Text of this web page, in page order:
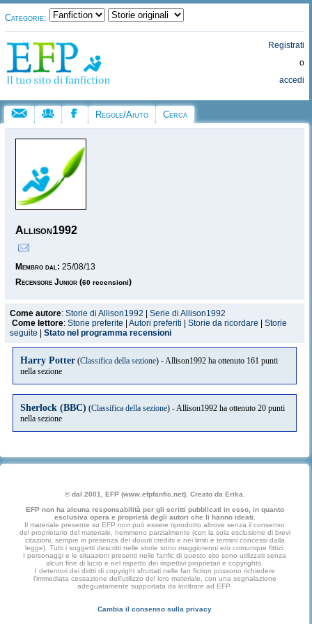
Categorie:
Registrati
o
accedi
Regole/Aiuto Cerca
Allison1992
Membro dal: 25/08/13
Recensore Junior (60 recensioni)
Come autore: Storie di Allison1992
Serie di Allison1992
Come lettore: Storie preferite Autori preferiti Storie da ricordare
Storie
seguite
Stato nel programma recensioni
Harry Potter (Classifica della sezione) - Allison1992 ha ottenuto 161 punti
nella sezione
Sherlock (BBC) (Classifica della sezione) - Allison1992 ha ottenuto 20 punti
nella sezione
© dal 2001, EFP (www.efpfanfic.net). Creato da Erika.
EFP non ha alcuna responsabilità per gli scritti pubblicati in esso, in quanto
esclusiva opera e proprietà degli autori che li hanno ideati.
Il materiale presente su EFP non può essere riprodotto altrove senza il consenso
del proprietario del materiale, nemmeno parzialmente (con la sola esclusione di brevi
citazioni, sempre in presenza dei dovuti credits e nei limiti e termini concessi dalla
legge). Tutti i soggetti descritti nelle storie sono maggiorenni e/o comunque fittizi.
I personaggi e le situazioni presenti nelle fanfic di questo sito sono utilizzati senza
alcun fine di lucro e nel rispetto dei rispettivi proprietari e copyrights.
I detentori dei diritti di copyright sfruttati nelle fan fiction possono richiedere
l'immediata cessazione dell'utilizzo del loro materiale, con una segnalazione
adeguatamente supportata da inoltrare ad EFP.
Cambia il consenso sulla privacy